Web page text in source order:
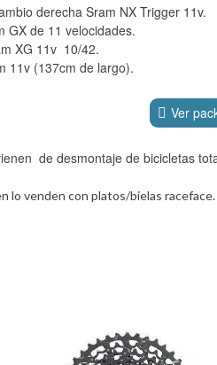
derecha Sram NX Trigger 11v.
GX de 11 velocidades.
XG 11v 10/42.
11v (137cm de largo).
Ver
de desmontaje de bicicletas
lo venden con platos/bielas raceface.